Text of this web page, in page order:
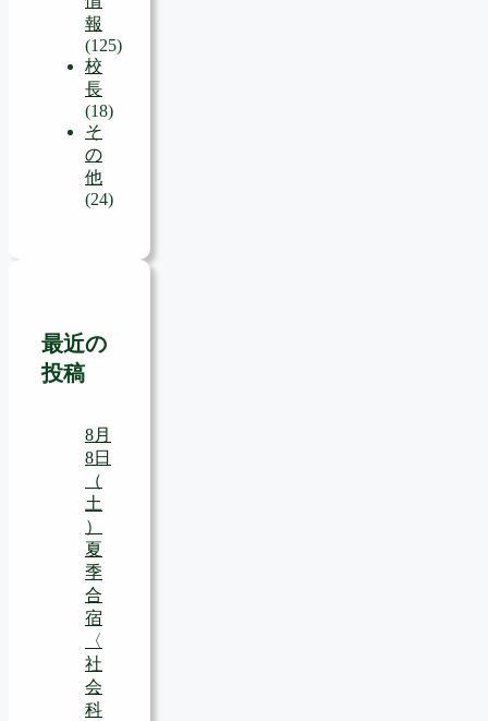
報
(125)
校
長
(18)
そ
の
他
(24)
最近の
投稿
8月
8日
（
土
）
夏
季
合
宿
〈
社
会
科